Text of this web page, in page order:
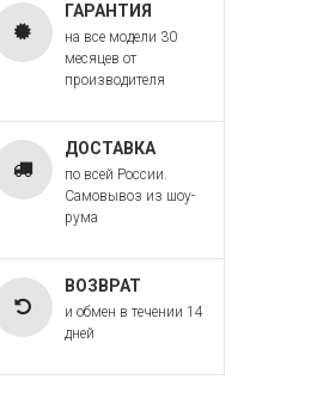
ГАРАНТИЯ
на все модели 30
месяцев от
производителя
ДОСТАВКА
по всей России.
Самовывоз из шоу-
рума
ВОЗВРАТ
и обмен в течении 14
дней